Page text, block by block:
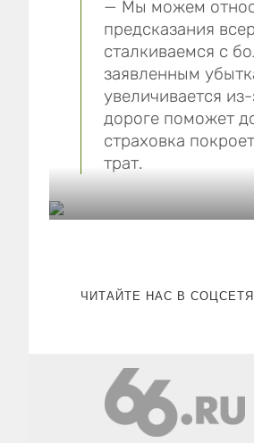
— Мы можем
предсказания
сталкиваемся с
заявленным
увеличивается
дороге поможет
страховка
трат.
ЧИТАЙТЕ НАС В